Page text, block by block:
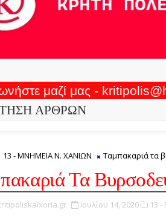
μαζί μας -
ΑΡΘΡΩΝ
13 - ΜΝΗΜΕΙΑ Ν. ΧΑΝΙΩΝ Ταμπακαριά τα
Τα
Ιουλίου 14, 2020 13